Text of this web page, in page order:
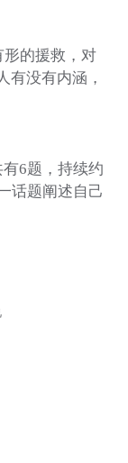
形的援救，对
有没有内涵，
6题，持续约
话题阐述自己